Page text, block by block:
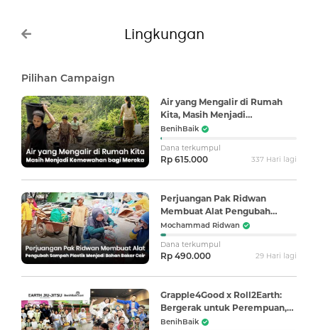
Lingkungan
Pilihan Campaign
Air yang Mengalir di Rumah
Kita, Masih Menjadi
Kemewahan bagi Mereka
BenihBaik
Dana terkumpul
Rp 615.000 337 Hari lagi
Perjuangan Pak Ridwan
Membuat Alat Pengubah
Sampah Plastik Menjadi Bahan
Bakar Cair
Mochammad Ridwan
Dana terkumpul
Rp 490.000 29 Hari lagi
Grapple4Good x Roll2Earth:
Bergerak untuk Perempuan,
Komunitas, dan Bumi
BenihBaik